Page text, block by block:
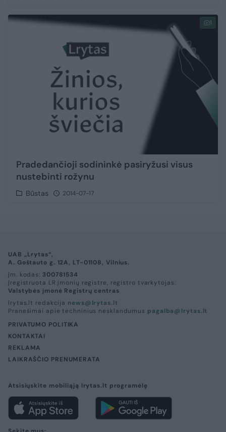
1
Pradedančioji sodininkė pasiryžusi visus
nustebinti rožynu
Būstas 2014-07-17
UAB „Lrytas“,
A. Goštauto g. 12A, LT-01108, Vilnius.
Įm. kodas: 300781534
Įregistruota LR įmonių registre, registro tvarkytojas:
Valstybės įmonė Registrų centras
lrytas.lt redakcija news@lrytas.lt
Pranešimai apie techninius nesklandumus pagalba@lrytas.lt
PRIVATUMO POLITIKA
KONTAKTAI
REKLAMA
LAIKRAŠČIO PRENUMERATA
Atsisiųskite mobiliąją lrytas.lt programėlę